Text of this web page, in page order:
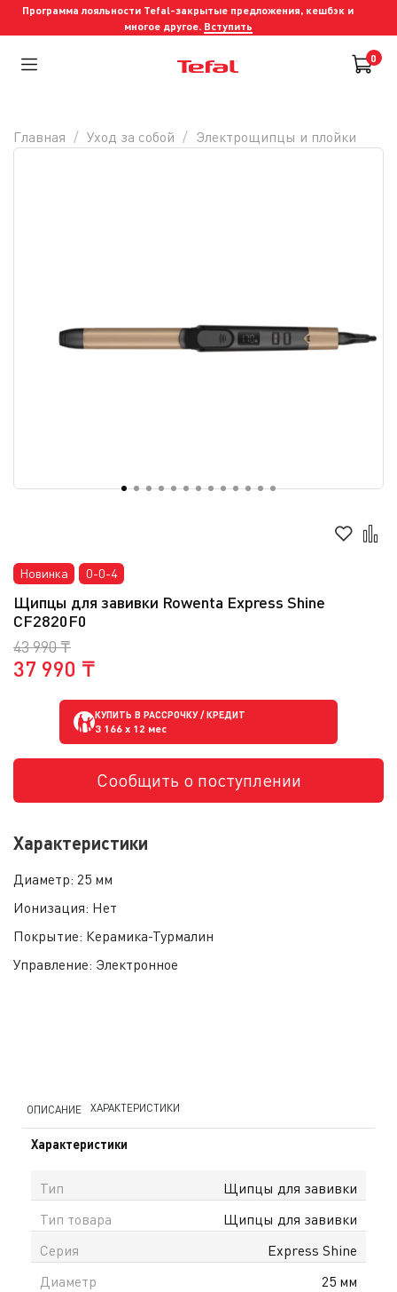
Программа лояльности Tefal-закрытые предложения, кешбэк и
многое другое. Вступить
0
Новинка 0-0-4
Щипцы для завивки Rowenta Express Shine
CF2820F0
43 990 ₸
37 990 ₸
КУПИТЬ В РАССРОЧКУ / КРЕДИТ
3 166 x 12 мес
Сообщить о поступлении
Характеристики
Диаметр: 25 мм
Ионизация: Нет
Покрытие: Керамика-Турмалин
Управление: Электронное
Главная Уход за собой Электрощипцы и плойки
ОПИСАНИЕ ХАРАКТЕРИСТИКИ
Характеристики
Тип
Щипцы для завивки
Тип товара
Щипцы для завивки
Серия
Express Shine
Диаметр
25 мм